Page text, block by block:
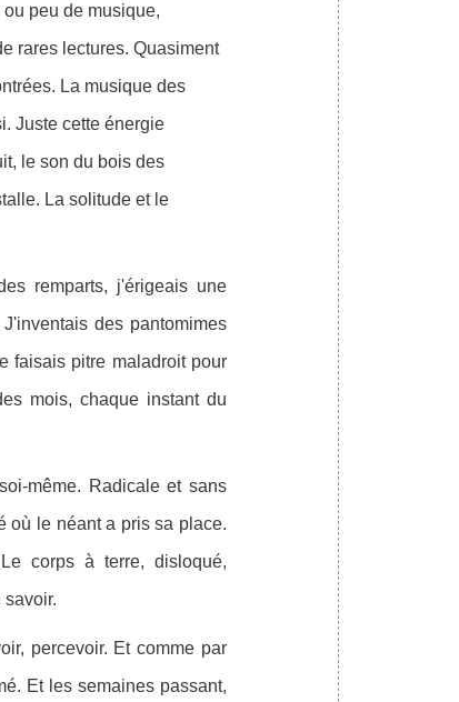
peu de musique,
rares lectures. Quasiment
La musique des
Juste cette énergie
le son du bois des
La solitude et le
remparts, j'érigeais une
des pantomimes
faisais pitre maladroit pour
mois, chaque instant du
même. Radicale et sans
où le néant a pris sa place.
corps à terre, disloqué,
savoir.
percevoir. Et comme par
Et les semaines passant,